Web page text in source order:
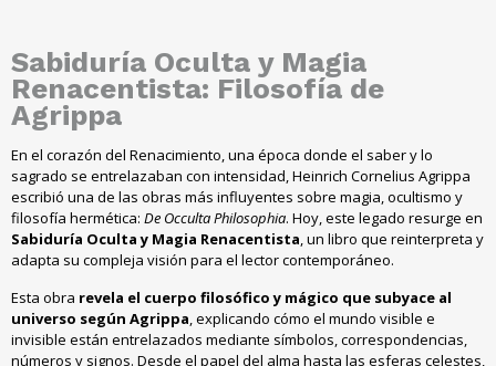
Sabiduría Oculta y Magia
Renacentista: Filosofía de
Agrippa
En el corazón del Renacimiento,una época donde el saber y lo
sagrado se entrelazaban con intensidad,Heinrich Cornelius Agrippa
escribió una de las obras más influyentes sobre magia,ocultismo y
filosofía hermética: De Occulta Philosophia. Hoy,este legado resurge en
Sabiduría Oculta y Magia Renacentista,un libro que reinterpreta y
adapta su compleja visión para el lector contemporáneo.
Esta obra revela el cuerpo filosófico y mágico que subyace al
universo según Agrippa,explicando cómo el mundo visible e
invisible están entrelazados mediante símbolos,correspondencias,
números y signos. Desde el papel del alma hasta las esferas celestes,